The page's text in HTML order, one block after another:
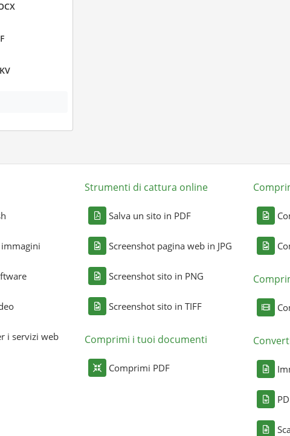
i servizi web
Strumenti di cattura online
Salva un sito in PDF
Screenshot pagina web in JPG
Screenshot sito in PNG
Screenshot sito in TIFF
Comprimi i tuoi documenti
Comprimi PDF